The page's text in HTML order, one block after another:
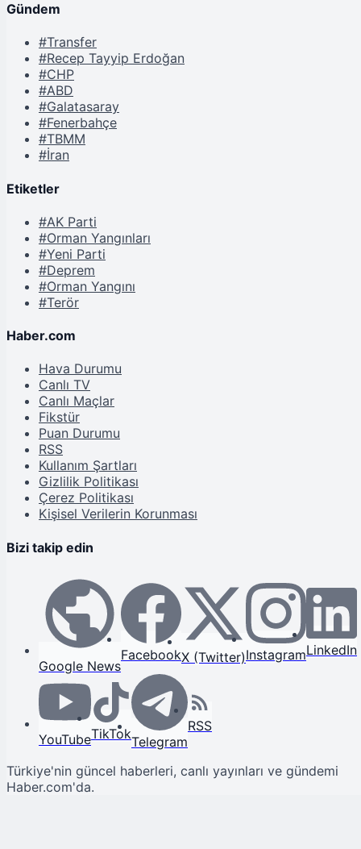
Gündem
#Transfer
#Recep Tayyip Erdoğan
#CHP
#ABD
#Galatasaray
#Fenerbahçe
#TBMM
#İran
Etiketler
#AK Parti
#Orman Yangınları
#Yeni Parti
#Deprem
#Orman Yangını
#Terör
Haber.com
Hava Durumu
Canlı TV
Canlı Maçlar
Fikstür
Puan Durumu
RSS
Kullanım Şartları
Gizlilik Politikası
Çerez Politikası
Kişisel Verilerin Korunması
Bizi takip edin
Google News
FacebookX (Twitter)InstagramLinkedIn
YouTubeTikTokTelegram
RSS
Türkiye'nin güncel haberleri, canlı yayınları ve gündemi
Haber.com'da.